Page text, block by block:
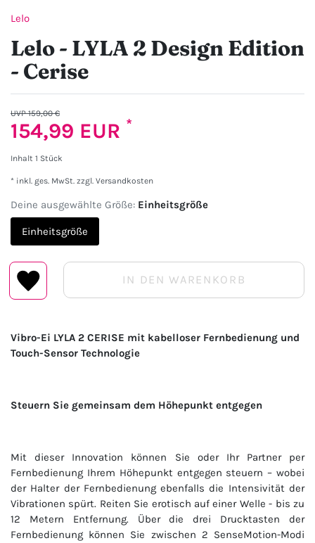
Lelo
Lelo - LYLA 2 Design Edition
- Cerise
UVP 159,00 €
154,99 EUR *
Inhalt 1 Stück
* inkl. ges. MwSt. zzgl. Versandkosten
Deine ausgewählte Größe: Einheitsgröße
Einheitsgröße
IN DEN WARENKORB
Vibro-Ei LYLA 2 CERISE mit kabelloser Fernbedienung und
Touch-Sensor Technologie
Steuern Sie gemeinsam dem Höhepunkt entgegen
Mit dieser Innovation können Sie oder Ihr Partner per
Fernbedienung Ihrem Höhepunkt entgegen steuern – wobei
der Halter der Fernbedienung ebenfalls die Intensivität der
Vibrationen spürt. Reiten Sie erotisch auf einer Welle - bis zu
12 Metern Entfernung. Über die drei Drucktasten der
Fernbedienung können Sie zwischen 2 SenseMotion-Modi